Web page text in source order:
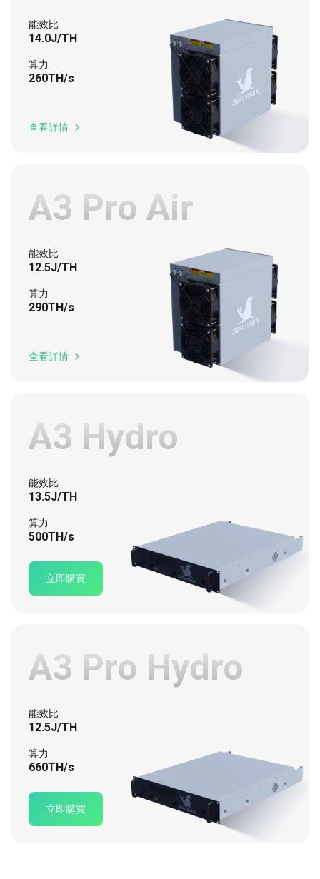
能效比
14.0J/TH
算力
260TH/s
查看詳情 
A3 Pro Air
能效比
12.5J/TH
算力
290TH/s
查看詳情 
A3 Hydro
能效比
13.5J/TH
算力
500TH/s
立即購買
A3 Pro Hydro
能效比
12.5J/TH
算力
660TH/s
立即購買